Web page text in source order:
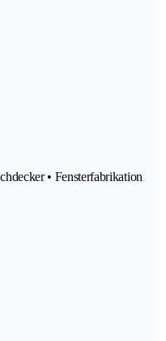
• Fensterfabrikation